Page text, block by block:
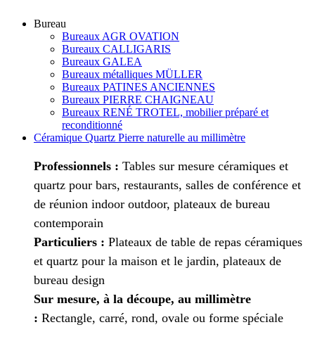
Bureau
Bureaux AGR OVATION
Bureaux CALLIGARIS
Bureaux GALEA
Bureaux métalliques MÜLLER
Bureaux PATINES ANCIENNES
Bureaux PIERRE CHAIGNEAU
Bureaux RENÉ TROTEL, mobilier préparé et
reconditionné
Céramique Quartz Pierre naturelle au millimètre
Professionnels : Tables sur mesure céramiques et
quartz pour bars, restaurants, salles de conférence et
de réunion indoor outdoor, plateaux de bureau
contemporain
Particuliers : Plateaux de table de repas céramiques
et quartz pour la maison et le jardin, plateaux de
bureau design
Sur mesure, à la découpe, au millimètre
: Rectangle, carré, rond, ovale ou forme spéciale